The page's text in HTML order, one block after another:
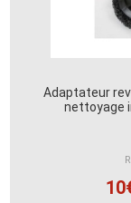
Adaptateur
nettoyage